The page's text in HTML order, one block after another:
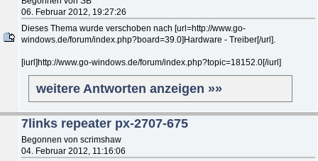
06. Februar 2012, 19:27:26
Dieses Thema wurde verschoben nach [url=http://www.go-
windows.de/forum/index.php?board=39.0]Hardware - Treiber[/url].
[iurl]http://www.go-windows.de/forum/index.php?topic=18152.0[/iurl]
weitere Antworten anzeigen »»
7links repeater px-2707-675
Begonnen von scrimshaw
04. Februar 2012, 11:16:06